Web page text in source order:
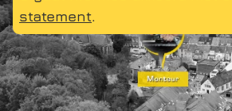
statement.